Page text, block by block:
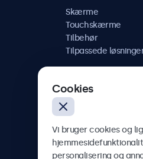
Skærme
Touchskærme
Tilbehør
Tilpassede
Cookies
Vi bruger cookies og
personalisering og